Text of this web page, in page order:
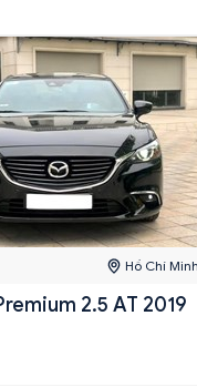
Hồ Chí Minh
2.5 AT 2019